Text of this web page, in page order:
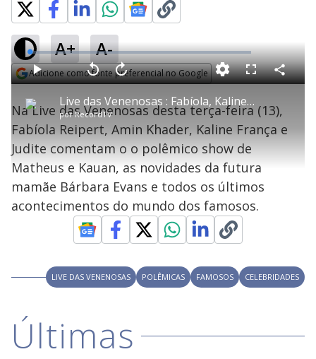
A+ A-
Adicione como fonte preferencial no Google
P
l
a
y
V
Live das Venenosas : Fabíola, Kaline, Amin e Judite comentam as polêmicas da semana
porRecordTV
P V
t
a
r
0
e
g
n
d
s
A
n
ç
a
1
s
e
n
d
o
s
o
L
o
a
d
e
:
0
.
4
8
%
F
l
s
c
e
C
o
r
Na Live das Venenosas desta terça-feira (13),
Fabíola Reipert, Amin Khader, Kaline França e
Judite comentam o o polêmico show de
Matheus e Kauan, as novidades da futura
mamãe Bárbara Evans e todos os últimos
acontecimentos do mundo dos famosos.
LIVE DAS VENENOSAS POLÊMICAS FAMOSOS CELEBRIDADES
Últimas